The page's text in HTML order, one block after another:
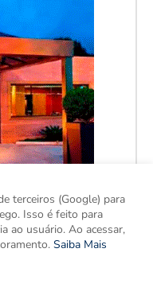
terceiros (Google) para
Isso é feito para
ao usuário. Ao acessar,
Saiba Mais